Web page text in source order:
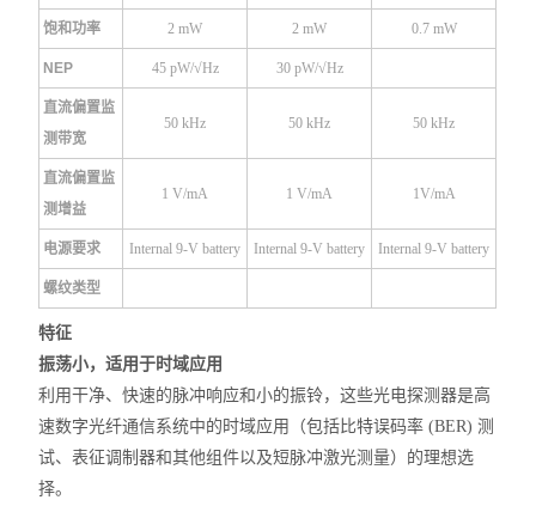
饱和功率 2 mW 2 mW 0.7 mW
NEP 45 pW/√Hz 30 pW/√Hz
直流偏置监
测带宽
50 kHz 50 kHz 50 kHz
直流偏置监
测增益
1 V/mA 1 V/mA 1V/mA
电源要求 Internal 9-V battery Internal 9-V battery Internal 9-V battery
螺纹类型
特征
振荡小，适用于时域应用
利用干净、快速的脉冲响应和小的振铃，这些光电探测器是高
速数字光纤通信系统中的时域应用（包括比特误码率 (BER) 测
试、表征调制器和其他组件以及短脉冲激光测量）的理想选
择。